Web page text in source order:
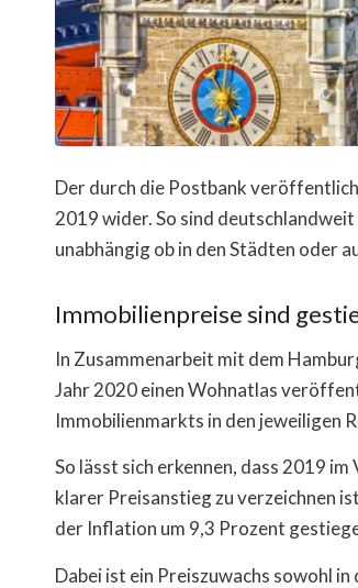
Der durch die Postbank
2019 wider. So sind
unabhängig ob in den Städten oder
Immobilienpreise sind
In Zusammenarbeit mit dem
Jahr 2020 einen Wohnatlas
Immobilienmarkts in den jeweiligen
So lässt sich erkennen, dass 2019
klarer Preisanstieg zu verzeichnen
der Inflation um 9,3 Prozent
Dabei ist ein Preiszuwachs sowohl